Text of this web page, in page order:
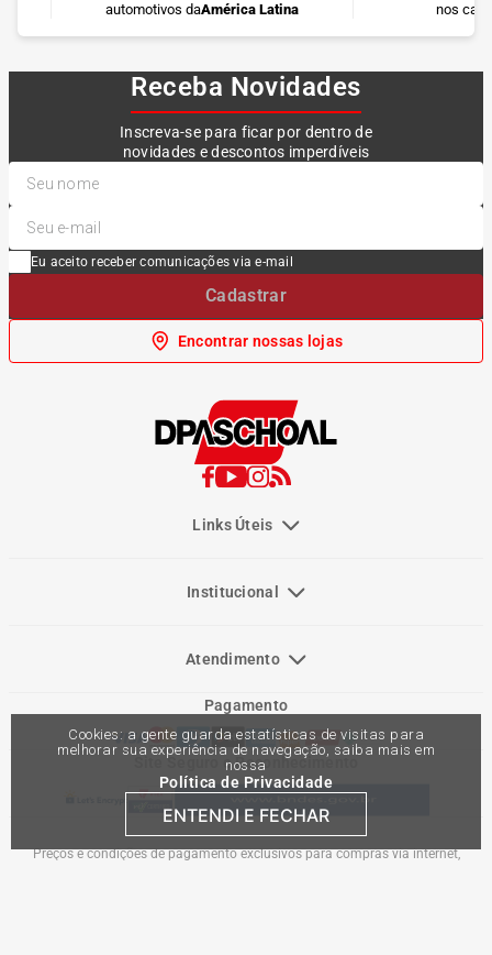
Cookies: a gente guarda estatísticas de visitas para
melhorar sua experiência de navegação, saiba mais em
nossa
Política de Privacidade
ENTENDI E FECHAR
automotivos daAmérica Latina nos
Receba Novidades
Inscreva-se para ficar por dentro de
novidades e descontos imperdíveis
Eu aceito receber comunicações via e-mail
Cadastrar
Encontrar nossas lojas
Links Úteis
Institucional
Atendimento
Pagamento
Site Seguro e Reconhecimento
Preços e condições de pagamento exclusivos para compras via internet,